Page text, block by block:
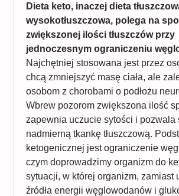
Dieta keto, inaczej dieta
wysokotłuszczowa, polega na
zwiększonej ilości tłuszczów przy
jednoczesnym ograniczeniu
Najchętniej stosowana jest przez
chcą zmniejszyć masę ciała, ale
osobom z chorobami o podłożu
Wbrew pozorom zwiększona ilość
zapewnia uczucie sytości i pozwala
nadmierną tkankę tłuszczową.
ketogenicznej jest ograniczenie
czym doprowadzimy organizm do
sytuacji, w której organizm, zamiast
źródła energii węglowodanów i